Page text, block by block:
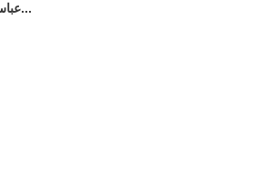
عباس لم يتغير.. وتجنبه سحب...